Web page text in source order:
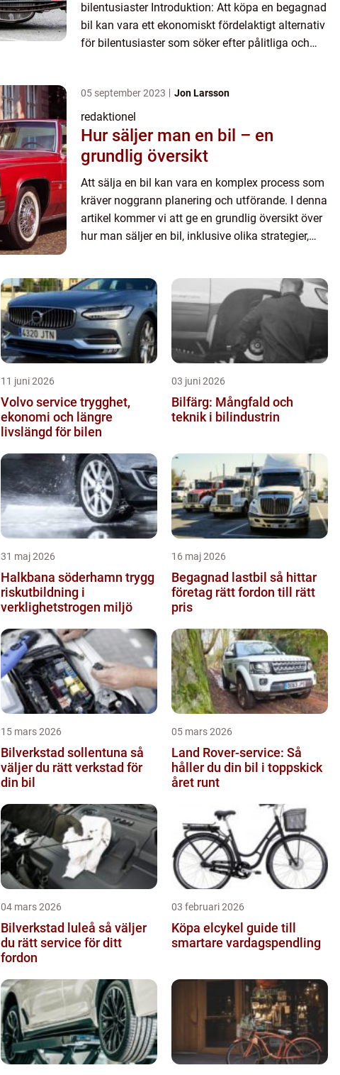
bilentusiaster Introduktion: Att köpa en begagnad
bil kan vara ett ekonomiskt fördelaktigt alternativ
för bilentusiaster som söker efter pålitliga och
05 september 2023 Jon Larsson
redaktionel
Hur säljer man en bil – en
grundlig översikt
Att sälja en bil kan vara en komplex process som
kräver noggrann planering och utförande. I denna
artikel kommer vi att ge en grundlig översikt över
hur man säljer en bil, inklusive olika strategier,
11 juni 2026
Volvo service trygghet,
ekonomi och längre
livslängd för bilen
03 juni 2026
Bilfärg: Mångfald och
teknik i bilindustrin
31 maj 2026
Halkbana söderhamn trygg
riskutbildning i
verklighetstrogen miljö
16 maj 2026
Begagnad lastbil så hittar
företag rätt fordon till rätt
pris
15 mars 2026
Bilverkstad sollentuna så
väljer du rätt verkstad för
din bil
05 mars 2026
Land Rover-service: Så
håller du din bil i toppskick
året runt
04 mars 2026
Bilverkstad luleå så väljer
du rätt service för ditt
fordon
03 februari 2026
Köpa elcykel guide till
smartare vardagspendling